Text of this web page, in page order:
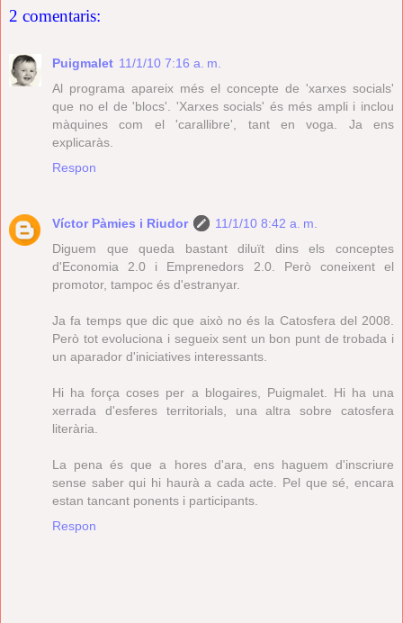
2 comentaris:
Puigmalet 11/1/10 7:16 a. m.
Al programa apareix més el concepte de 'xarxes socials'
que no el de 'blocs'. 'Xarxes socials' és més ampli i inclou
màquines com el 'carallibre', tant en voga. Ja ens
explicaràs.
Respon
Víctor Pàmies i Riudor
11/1/10 8:42 a. m.
Diguem que queda bastant diluït dins els conceptes
d'Economia 2.0 i Emprenedors 2.0. Però coneixent el
promotor, tampoc és d'estranyar.
Ja fa temps que dic que això no és la Catosfera del 2008.
Però tot evoluciona i segueix sent un bon punt de trobada i
un aparador d'iniciatives interessants.
Hi ha força coses per a blogaires, Puigmalet. Hi ha una
xerrada d'esferes territorials, una altra sobre catosfera
literària.
La pena és que a hores d'ara, ens haguem d'inscriure
sense saber qui hi haurà a cada acte. Pel que sé, encara
estan tancant ponents i participants.
Respon